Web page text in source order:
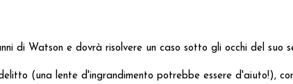
di Watson e dovrà risolvere un caso sotto gli occhi del suo
(una lente d'ingrandimento potrebbe essere d'aiuto!),